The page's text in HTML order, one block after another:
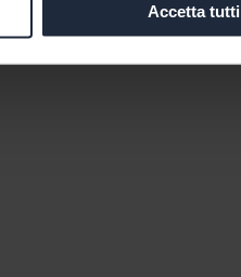
Accetta tutti